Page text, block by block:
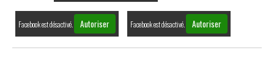
Facebook est désactivé. Autoriser Facebook est désactivé. Autoriser